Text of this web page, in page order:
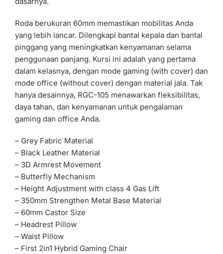
Roda berukuran 60mm memastikan mobilitas Anda
yang lebih lancar. Dilengkapi bantal kepala dan bantal
pinggang yang meningkatkan kenyamanan selama
penggunaan panjang. Kursi ini adalah yang pertama
dalam kelasnya, dengan mode gaming (with cover) dan
mode office (without cover) dengan material jala. Tak
hanya desainnya, RGC-105 menawarkan fleksibilitas,
daya tahan, dan kenyamanan untuk pengalaman
gaming dan office Anda.
– Grey Fabric Material
– Black Leather Material
– 3D Armrest Movement
– Butterfly Mechanism
– Height Adjustment with class 4 Gas Lift
– 350mm Strengthen Metal Base Material
– 60mm Castor Size
– Headrest Pillow
– Waist Pillow
– First 2in1 Hybrid Gaming Chair